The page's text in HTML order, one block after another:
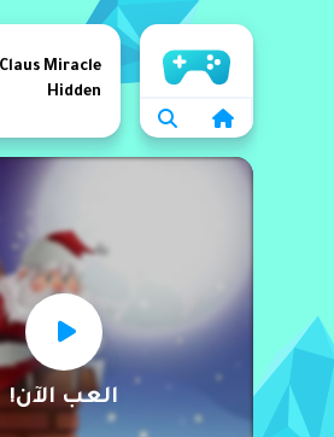
الرئيسية
العب الآن!
Miracle
Hidden